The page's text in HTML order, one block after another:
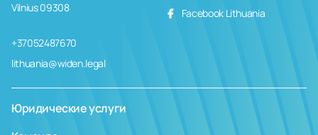
Vilnius 09308
+37052487670
lithuania@widen.legal
Facebook Lithuania
Юридические услуги